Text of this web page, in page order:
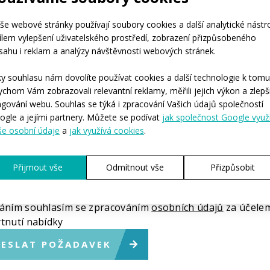
webové stránky používají soubory cookies a další analytické
vylepšení uživatelského prostředí, zobrazení přizpůsobeného
i reklam a analýzy návštěvnosti webových stránek.
souhlasu nám dovolíte používat cookies a další technologie k
Vám zobrazovali relevantní reklamy, měřili jejich výkon a
webu. Souhlas se týká i zpracování Vašich údajů společností
a jejími partnery. Můžete se podívat jak společnost Google
osobní údaje a jak využívá cookies.
Přijmout vše Odmítnout vše Přizpůsobit
je přibližný počet osob, pro které bychom oblečení
5-10 11-50 více než 50 stovky kusů
potřebovali, abychom začali s výrobou?*
nám sdělit další podrobnosti?
souhlasím se zpracovánímosobních údajů za
nabídky
POŽADAVEK